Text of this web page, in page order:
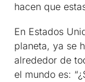
hacen que
En Estados
planeta, ya se
alrededor de
el mundo es: